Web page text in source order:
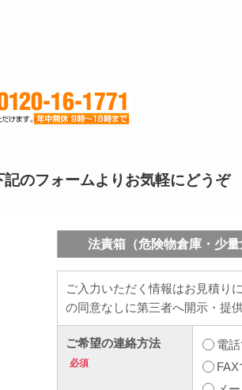
記のフォームよりお気軽にどうぞ